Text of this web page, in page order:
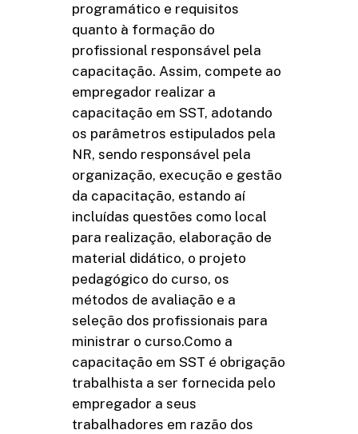
programático e requisitos
quanto à formação do
profissional responsável pela
capacitação. Assim, compete ao
empregador realizar a
capacitação em SST, adotando
os parâmetros estipulados pela
NR, sendo responsável pela
organização, execução e gestão
da capacitação, estando aí
incluídas questões como local
para realização, elaboração de
material didático, o projeto
pedagógico do curso, os
métodos de avaliação e a
seleção dos profissionais para
ministrar o curso.Como a
capacitação em SST é obrigação
trabalhista a ser fornecida pelo
empregador a seus
trabalhadores em razão dos